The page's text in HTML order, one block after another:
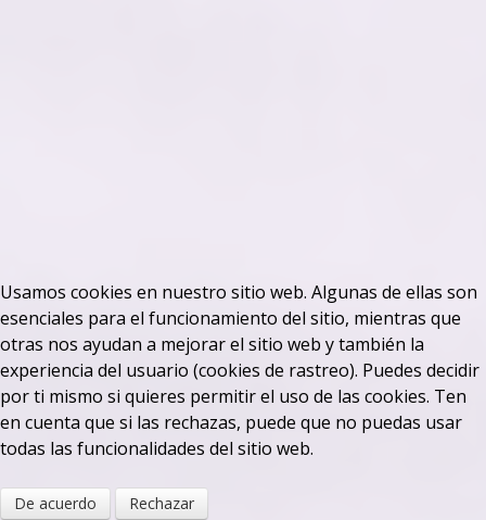
Usamos cookies en nuestro sitio web. Algunas de ellas son
esenciales para el funcionamiento del sitio, mientras que
otras nos ayudan a mejorar el sitio web y también la
experiencia del usuario (cookies de rastreo). Puedes decidir
por ti mismo si quieres permitir el uso de las cookies. Ten
en cuenta que si las rechazas, puede que no puedas usar
todas las funcionalidades del sitio web.
De acuerdo Rechazar